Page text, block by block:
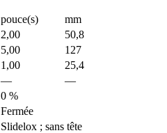
pouce(s)
mm
2,00
50,8
5,00
127
1,00
25,4
—
—
0 %
Fermée
Slidelox ; sans tête